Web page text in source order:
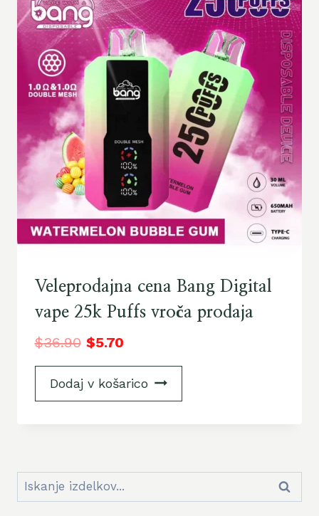
Veleprodajna cena Bang Digital
vape 25k Puffs vroča prodaja
$36.90 $5.70
Dodaj v košarico
Iskanje: Iskanje